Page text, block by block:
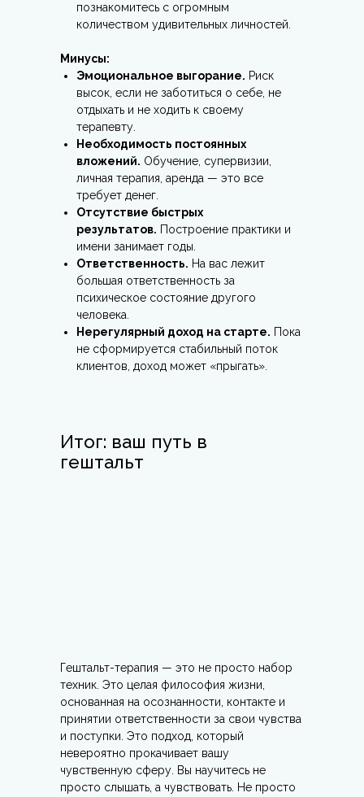
познакомитесь с огромным
количеством удивительных личностей.
Минусы:
Эмоциональное выгорание. Риск
высок, если не заботиться о себе, не
отдыхать и не ходить к своему
терапевту.
Необходимость постоянных
вложений. Обучение, супервизии,
личная терапия, аренда — это все
требует денег.
Отсутствие быстрых
результатов. Построение практики и
имени занимает годы.
Ответственность. На вас лежит
большая ответственность за
психическое состояние другого
человека.
Нерегулярный доход на старте. Пока
не сформируется стабильный поток
клиентов, доход может «прыгать».
Итог: ваш путь в
гештальт
Гештальт-терапия — это не просто набор
техник. Это целая философия жизни,
основанная на осознанности, контакте и
принятии ответственности за свои чувства
и поступки. Это подход, который
невероятно прокачивает вашу
чувственную сферу. Вы научитесь не
просто слышать, а чувствовать. Не просто